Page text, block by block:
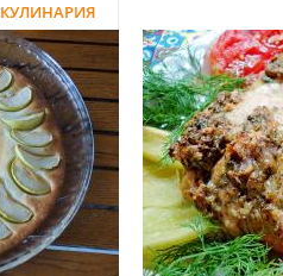
КУЛИНАРИЯ